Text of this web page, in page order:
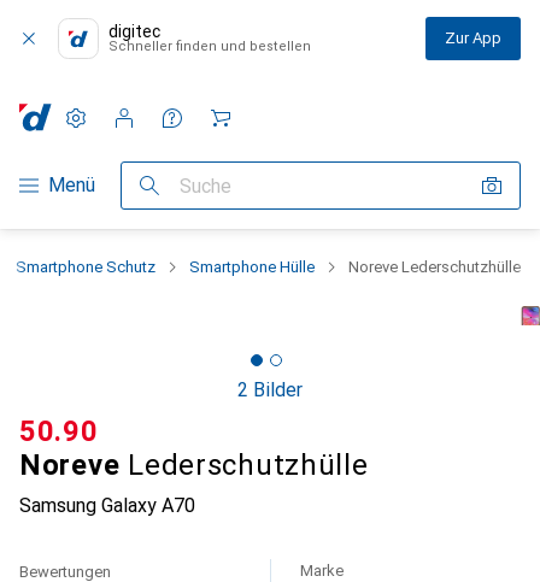
digitec
Schneller finden und bestellen Zur App
Navigation nach Kategorien
Menü Suche
Einstellungen
Kundenkonto
Vergleichslisten
Merklisten
Warenkorb
Smartphone Schutz Smartphone Hülle Noreve Lederschutzhülle
2 Bilder
Noreve Lederschutzhülle
Samsung Galaxy A70
CHF
50.90
Bewertungen Marke